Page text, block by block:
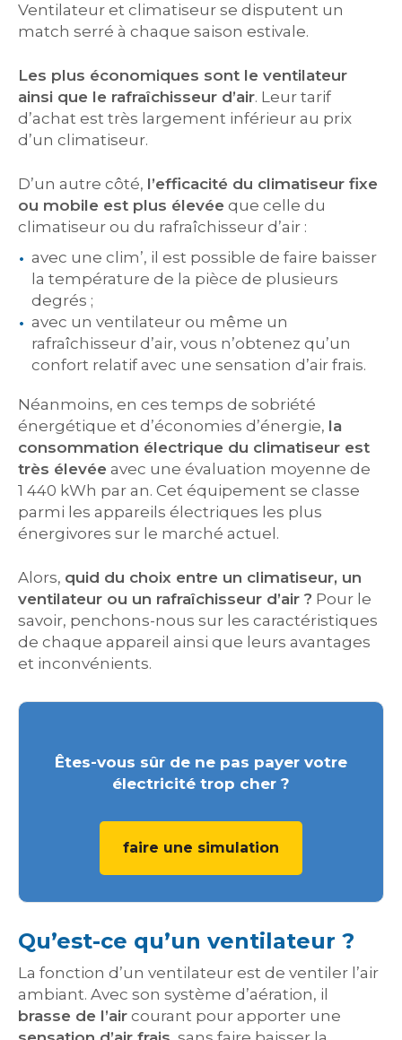
Ventilateur et climatiseur se disputent un
match serré à chaque saison estivale.
Les plus économiques sont le ventilateur
ainsi que le rafraîchisseur d’air. Leur tarif
d’achat est très largement inférieur au prix
d’un climatiseur.
D’un autre côté, l’efficacité du climatiseur fixe
ou mobile est plus élevée que celle du
climatiseur ou du rafraîchisseur d’air :
avec une clim’, il est possible de faire baisser
la température de la pièce de plusieurs
degrés ;
avec un ventilateur ou même un
rafraîchisseur d’air, vous n’obtenez qu’un
confort relatif avec une sensation d’air frais.
Néanmoins, en ces temps de sobriété
énergétique et d’économies d’énergie, la
consommation électrique du climatiseur est
très élevée avec une évaluation moyenne de
1 440 kWh par an. Cet équipement se classe
parmi les appareils électriques les plus
énergivores sur le marché actuel.
Alors, quid du choix entre un climatiseur, un
ventilateur ou un rafraîchisseur d’air ? Pour le
savoir, penchons-nous sur les caractéristiques
de chaque appareil ainsi que leurs avantages
et inconvénients.
Êtes-vous sûr de ne pas payer votre
électricité trop cher ?
faire une simulation
Qu’est-ce qu’un ventilateur ?
La fonction d’un ventilateur est de ventiler l’air
ambiant. Avec son système d’aération, il
brasse de l’air courant pour apporter une